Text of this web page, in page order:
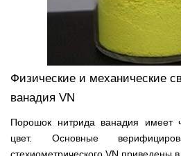
Физические и механические
ванадия VN
Порошок нитрида ванадия имеет
цвет. Основные